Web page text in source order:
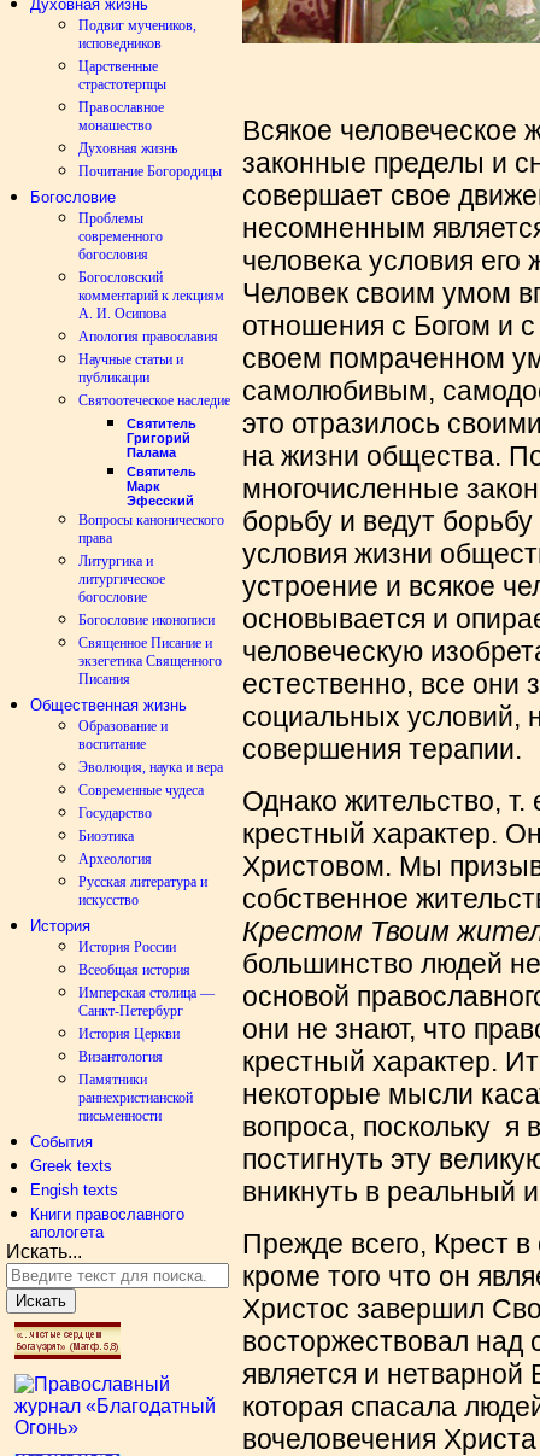
Духовная жизнь
Подвиг мучеников,
исповедников
Царственные
страстотерпцы
Православное
монашество
Духовная жизнь
Почитание Богородицы
Богословие
Проблемы
современного
богословия
Богословский
комментарий к лекциям
А. И. Осипова
Апология православия
Научные статьи и
публикации
Святоотеческое наследие
Святитель
Григорий
Палама
Святитель
Марк
Эфесский
Вопросы канонического
права
Литургика и
литургическое
богословие
Богословие иконописи
Священное Писание и
экзегетика Священного
Писания
Общественная жизнь
Образование и
воспитание
Эволюция, наука и вера
Современные чудеса
Государство
Биоэтика
Археология
Русская литература и
искусство
История
История России
Всеобщая история
Имперская столица —
Санкт-Петербург
История Церкви
Византология
Памятники
раннехристианской
письменности
События
Greek texts
Engish texts
Книги православного
апологета
Искать...
Искать
Всякое человеческое
законные пределы и
совершает свое
несомненным
человека условия
Человек своим умом
отношения с Богом и
своем помраченном
самолюбивым,
это отразилось
на жизни общества.
многочисленные
борьбу и ведут
условия жизни
устроение и всякое
основывается и
человеческую
естественно, все
социальных условий,
совершения терапии.
Однако жительство,
крестный характер.
Христовом. Мы
собственное
Крестом Твоим
большинство людей
основой
они не знают, что
крестный характер.
некоторые мысли
вопроса, поскольку
постигнуть эту
вникнуть в реальный
Прежде всего, Крест
кроме того что он
Христос завершил
восторжествовал
является и
которая спасала
вочеловечения